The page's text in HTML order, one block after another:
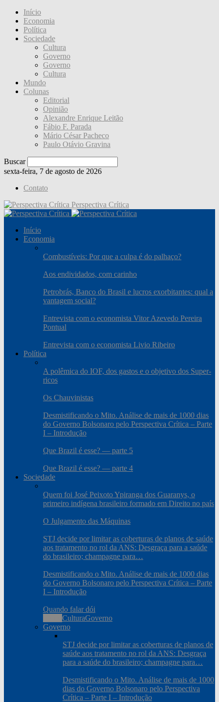
Início
Economia
Política
Sociedade
Cultura
Governo
Governo
Cultura
Mundo
Colunas
Editorial
Opinião
Alexandre Enrique Leitão
Fábio F. Parada
Mário César Pacheco
Paulo Otávio Gravina
Buscar
sexta-feira, 7 de agosto de 2026
Contato
Perspectiva Crítica
Início
Economia
Combustíveis: Por que a culpa é do palhaço?
Aos endividados, com carinho
Petrobrás, Banco do Brasil e lucros exorbitantes: qual a
vantagem social?
Entrevista com o economista Vitor Azevedo Pereira
Pontual
Entrevista com o economista Livio Ribeiro
Política
A polêmica do IOF, dos gastos e o objetivo dos Super-
ricos
Os Chauvinistas
Desmistificando o Mito. Análise de mais de 1000 dias
do Governo Bolsonaro pelo Perspectiva Crítica – Parte
I – Introdução
Que Brazil é esse? — parte 5
Que Brazil é esse? — parte 4
Sociedade
Quem foi José Peixoto Ypiranga dos Guaranys, o
primeiro indígena brasileiro formado em Direito no país
O Julgamento das Máquinas
STJ decide por limitar as coberturas de planos de saúde
aos tratamento no rol da ANS: Desgraça para a saúde
do brasileiro; champagne para…
Desmistificando o Mito. Análise de mais de 1000 dias
do Governo Bolsonaro pelo Perspectiva Crítica – Parte
I – Introdução
Quando falar dói
CulturaGoverno
Governo
STJ decide por limitar as coberturas de planos de
saúde aos tratamento no rol da ANS: Desgraça
para a saúde do brasileiro; champagne para…
Desmistificando o Mito. Análise de mais de 1000
dias do Governo Bolsonaro pelo Perspectiva
Crítica – Parte I – Introdução